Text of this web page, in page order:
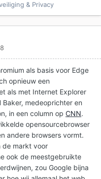
& Privacy
als basis voor Edge
opnieuw een
als met Internet Explorer
medeoprichter en
in een column op CNN.
opensourcebrowser
andere browsers vormt.
de markt voor
ook de meestgebruikte
zou Google bijna